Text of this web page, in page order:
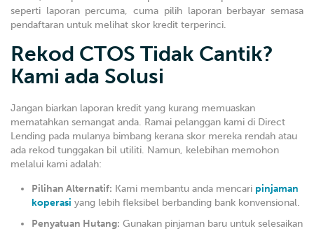
seperti laporan percuma, cuma pilih laporan berbayar semasa
pendaftaran untuk melihat skor kredit terperinci.
Rekod CTOS Tidak Cantik?
Kami ada Solusi
Jangan biarkan laporan kredit yang kurang memuaskan
mematahkan semangat anda. Ramai pelanggan kami di Direct
Lending pada mulanya bimbang kerana skor mereka rendah atau
ada rekod tunggakan bil utiliti. Namun, kelebihan memohon
melalui kami adalah:
Pilihan Alternatif: Kami membantu anda mencari pinjaman
koperasi yang lebih fleksibel berbanding bank konvensional.
Penyatuan Hutang: Gunakan pinjaman baru untuk selesaikan